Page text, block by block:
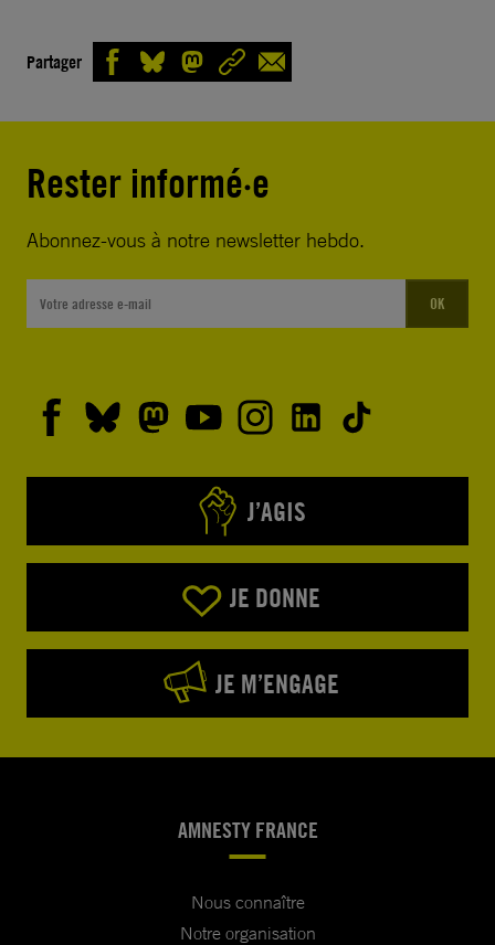
Partager
Rester informé·e
Abonnez-vous à notre newsletter hebdo.
OK
J’AGIS
JE DONNE
JE M’ENGAGE
AMNESTY FRANCE
Nous connaître
Notre organisation